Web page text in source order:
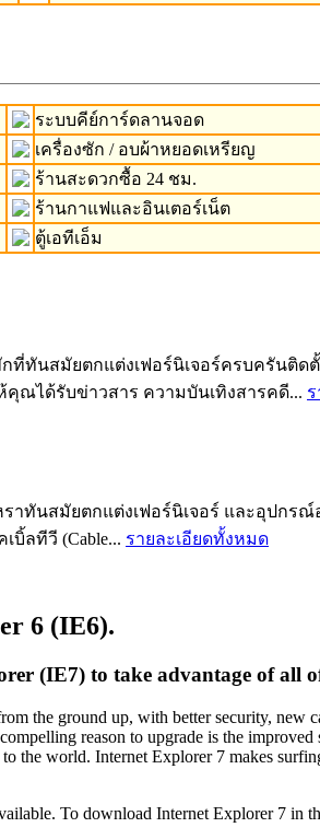
ระบบคีย์การ์ดลานจอด
เครื่องซัก / อบผ้าหยอดเหรียญ
ร้านสะดวกซื้อ 24 ชม.
ร้านกาแฟและอินเตอร์เน็ต
ตู้เอทีเอ็ม
ที่ทันสมัยตกแต่งเฟอร์นิเจอร์ครบครันติ
ห้คุณได้รับข่าวสาร ความบันเทิงสารคดี...
าทันสมัยตกแต่งเฟอร์นิเจอร์ และอุปก
บิ้ลทีวี (Cable... รายละเอียดทั้งหมด
6 (IE6).
(IE7) to take advantage of all
the ground up, with better security, new
reason to upgrade is the
the world. Internet Explorer 7 makes
To download Internet Explorer 7 in